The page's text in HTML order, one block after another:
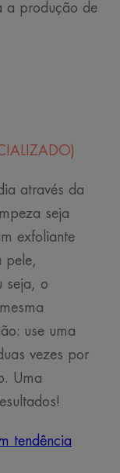
a produção de
através da
seja
exfoliante
pele,
seja, o
use uma
vezes por
Uma
tendência